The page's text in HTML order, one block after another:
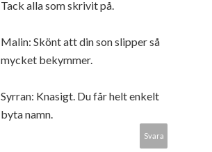
Tack alla som skrivit på.
Malin: Skönt att din son slipper så
mycket bekymmer.
Syrran: Knasigt. Du får helt enkelt
byta namn.
Svara